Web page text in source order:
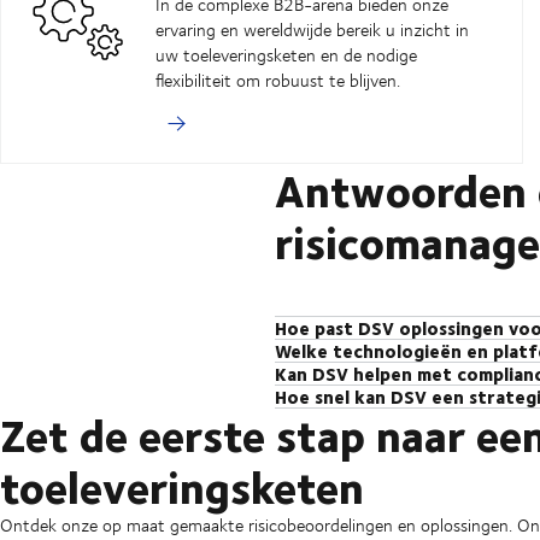
ervaring en wereldwijde bereik u inzicht in
uw toeleveringsketen en de nodige
flexibiliteit om robuust te blijven.
Antwoorden
Hoe past DSV oplossingen
Om de juiste
unieke uitdagingen waarmee uw
die aansluiten bij uw behoeften.
waarmee u uw toeleveringsketen
risicomanagement kan u helpen
Welke technologieën en
Wij bieden een aantal
Management (SCM) Services
zodat u een overzicht krijgt van
om uw toeleveringsketen te
Kan DSV helpen met
Ja, wij hebben tientallen jaren
onderhandelbaar is en bieden
hebben. Zo bieden wij in de
automobielindustrie zorgen voor
voertuigen.
Hoe snel kan DSV een
Het implementeren van een
identificeren en oplossingen te
enkele weken oplossingen
Zet de eerste stap naar
toeleveringsketen
Ontdek onze op maat gemaakte risicobeoordelingen en oplossingen.